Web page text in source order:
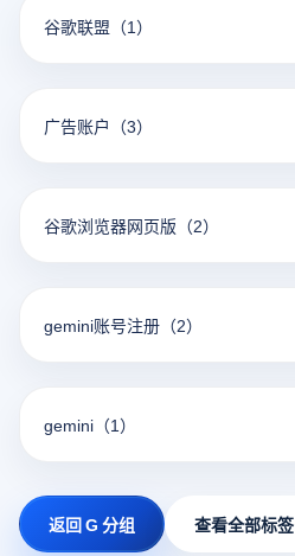
谷歌联盟 （1）
广告账户 （3）
谷歌浏览器网页版 （2）
gemini账号注册 （2）
gemini （1）
返回 G 分组 查看全部标签